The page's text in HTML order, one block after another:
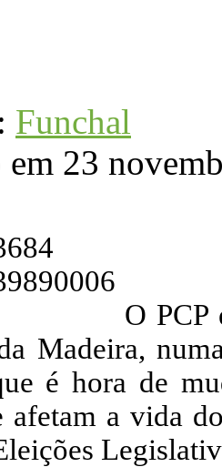
Funchal
23
O PCP
Madeira,
é hora de
afetam a vida